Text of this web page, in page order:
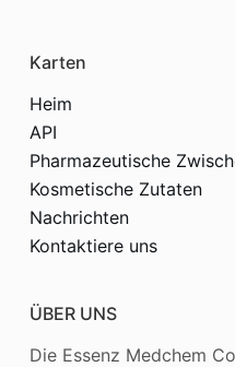
Karten
Heim
API
Pharmazeutische
Kosmetische Zutaten
Nachrichten
Kontaktiere uns
ÜBER UNS
Die Essenz Medchem